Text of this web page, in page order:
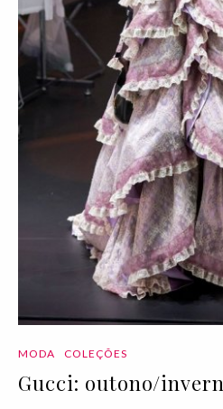
MODA COLEÇÕES
Gucci: outono/